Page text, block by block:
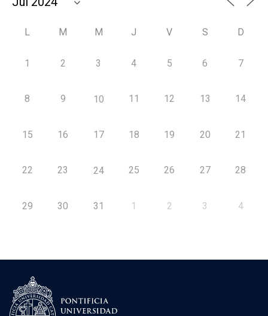
L M M J V S D
1 2 3 4 5 6 7
8 9 10 11 12 13 14
15 16 17 18 19 20 21
22 23 24 25 26 27 28
29 30 31 1 2 3 4